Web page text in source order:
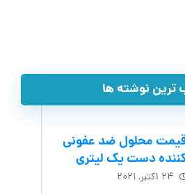
ترین نوشته ها
محلول ضد عفونی
دست یک لیتری
۲۴ اکتبر, ۲۰۲۱